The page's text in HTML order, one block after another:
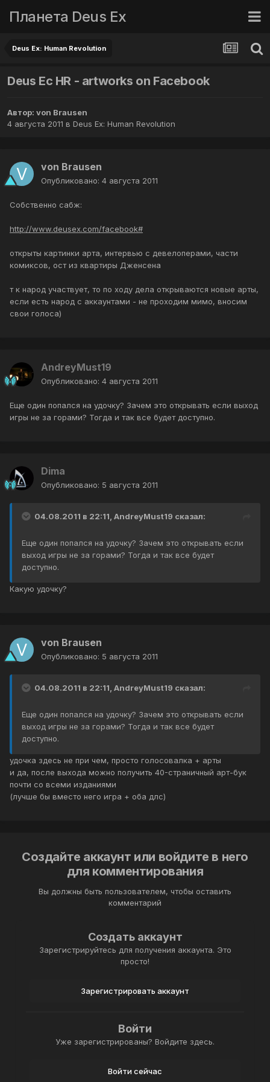
Планета Deus Ex
Deus Ex: Human Revolution
Deus Ec HR - artworks on Facebook
Автор: von Brausen
4 августа 2011 в Deus Ex: Human Revolution
von Brausen
Опубликовано: 4 августа 2011
Собственно сабж:
http://www.deusex.com/facebook#
открыты картинки арта, интервью с девелоперами, части
комиксов, ост из квартиры Дженсена
т к народ участвует, то по ходу дела открываются новые арты,
если есть народ с аккаунтами - не проходим мимо, вносим
свои голоса)
AndreyMust19
Опубликовано: 4 августа 2011
Еще один попался на удочку? Зачем это открывать если выход
игры не за горами? Тогда и так все будет доступно.
Dima
Опубликовано: 5 августа 2011
04.08.2011 в 22:11, AndreyMust19 сказал:
Еще один попался на удочку? Зачем это открывать если
выход игры не за горами? Тогда и так все будет
доступно.
Какую удочку?
von Brausen
Опубликовано: 5 августа 2011
04.08.2011 в 22:11, AndreyMust19 сказал:
Еще один попался на удочку? Зачем это открывать если
выход игры не за горами? Тогда и так все будет
доступно.
удочка здесь не при чем, просто голосовалка + арты
и да, после выхода можно получить 40-страничный арт-бук
почти со всеми изданиями
(лучше бы вместо него игра + оба длс)
Создайте аккаунт или войдите в него
для комментирования
Вы должны быть пользователем, чтобы оставить
комментарий
Создать аккаунт
Зарегистрируйтесь для получения аккаунта. Это
просто!
Зарегистрировать аккаунт
Войти
Уже зарегистрированы? Войдите здесь.
Войти сейчас